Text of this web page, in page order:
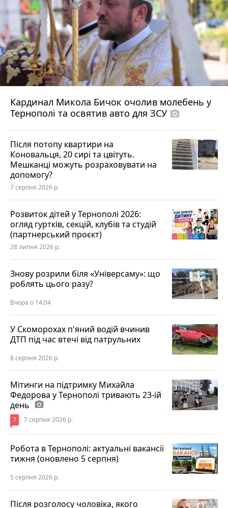
Кардинал Микола Бичок очолив молебень у
Тернополі та освятив авто для ЗСУ photo_camera
Після потопу квартири на
Коновальця, 20 сирі та цвітуть.
Мешканці можуть розраховувати на
допомогу?
7 серпня 2026 р.
Розвиток дітей у Тернополі 2026:
огляд гуртків, секцій, клубів та студій
(партнерський проєкт)
28 липня 2026 р.
Знову розрили біля «Універсаму»: що
роблять цього разу?
Вчора о 14:04
У Скоморохах п'яний водій вчинив
ДТП під час втечі від патрульних
8 серпня 2026 р.
Мітинги на підтримку Михайла
Федорова у Тернополі тривають 23-ій
день photo_camera
7 7 серпня 2026 р.
Робота в Тернополі: актуальні вакансії
тижня (оновлено 5 серпня)
5 серпня 2026 р.
Після розголосу чоловіка, якого